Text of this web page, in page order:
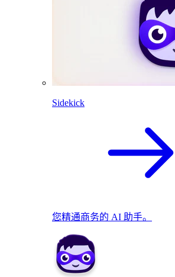
Sidekick
您精通商务的 AI 助手。